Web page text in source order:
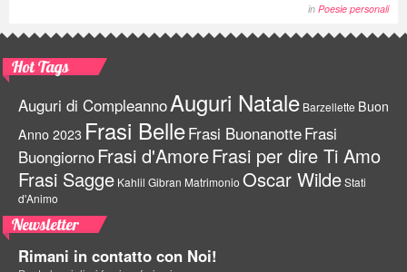
in Poesie personali
Hot Tags
Auguri di CompleannoAuguri Natale Barzellette Buon
Anno 2023 Frasi BelleFrasi BuonanotteFrasi
BuongiornoFrasi d'AmoreFrasi per dire Ti Amo
Frasi Sagge Kahlil Gibran Matrimonio Oscar WildeStati
d'Animo
Newsletter
Rimani in contatto con Noi!